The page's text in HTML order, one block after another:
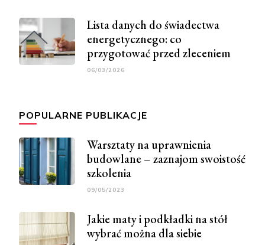
Lista danych do świadectwa
energetycznego: co
przygotować przed zleceniem
06/03/2026
POPULARNE PUBLIKACJE
Warsztaty na uprawnienia
budowlane – zaznajom swoistość
szkolenia
09/05/2023
Jakie maty i podkładki na stół
wybrać można dla siebie